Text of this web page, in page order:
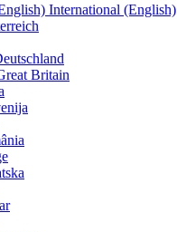
International (English)
Britain